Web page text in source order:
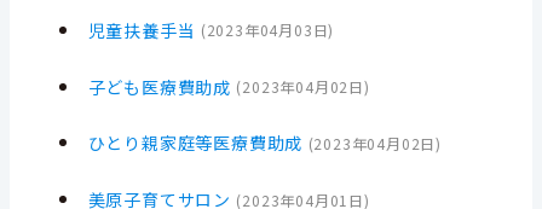
児童扶養手当 (2023年04月03日)
子ども医療費助成 (2023年04月02日)
ひとり親家庭等医療費助成 (2023年04月02日)
美原子育てサロン (2023年04月01日)